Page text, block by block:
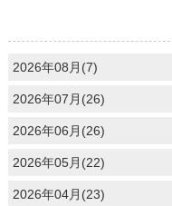
2026年08月(7)
2026年07月(26)
2026年06月(26)
2026年05月(22)
2026年04月(23)